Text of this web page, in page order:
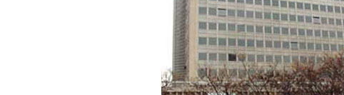
CÃ³mo afrontar una baja
26/05/2026